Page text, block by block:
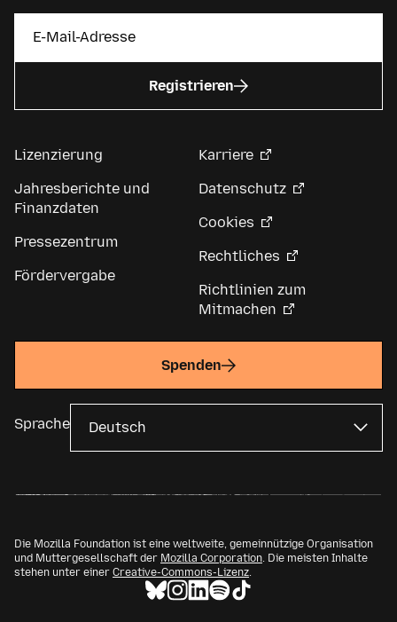
Registrieren
Lizenzierung
Jahresberichte und
Finanzdaten
Pressezentrum
Fördervergabe
Karriere
Datenschutz
Cookies
Rechtliches
Richtlinien zum
Mitmachen
Spenden
Sprache
Die Mozilla Foundation ist eine weltweite, gemeinnützige Organisation
und Muttergesellschaft der Mozilla Corporation. Die meisten Inhalte
stehen unter einer Creative-Commons-Lizenz.